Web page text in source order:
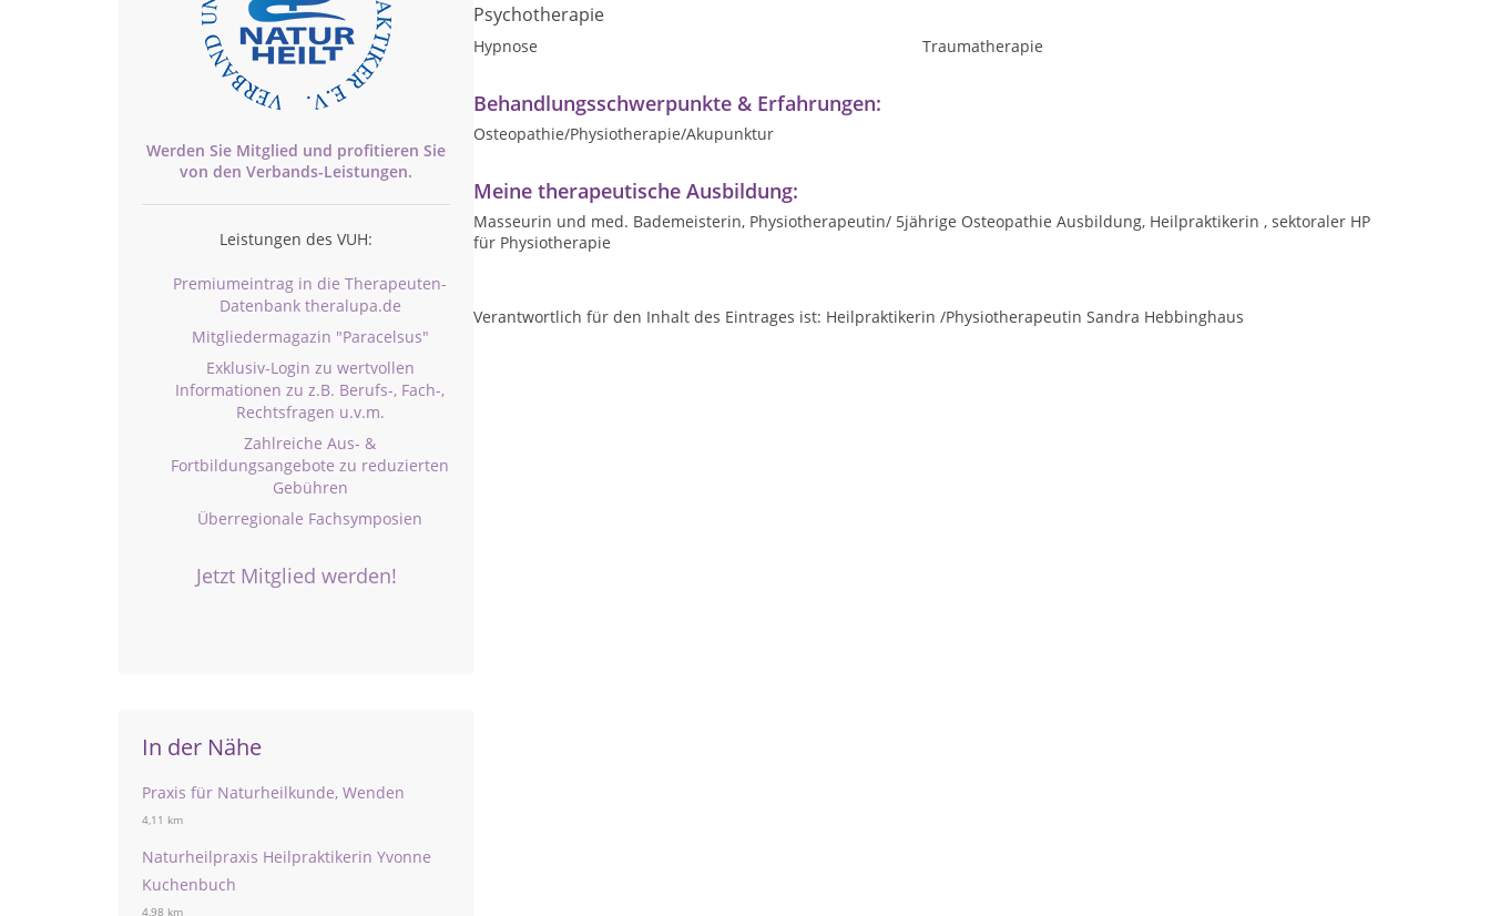
Werden Sie Mitglied und profitieren Sie
von den Verbands-Leistungen.
Leistungen des VUH:
Premiumeintrag in die Therapeuten-
Datenbank theralupa.de
Mitgliedermagazin "Paracelsus"
Exklusiv-Login zu wertvollen
Informationen zu z.B. Berufs-, Fach-,
Rechtsfragen u.v.m.
Zahlreiche Aus- &
Fortbildungsangebote zu reduzierten
Gebühren
Überregionale Fachsymposien
Jetzt Mitglied werden!
In der Nähe
Praxis für Naturheilkunde, Wenden
4,11 km
Naturheilpraxis Heilpraktikerin Yvonne
Kuchenbuch
4,98 km
Psychotherapie
Hypnose Traumatherapie
Behandlungsschwerpunkte & Erfahrungen:
Osteopathie/Physiotherapie/Akupunktur
Meine therapeutische Ausbildung:
Masseurin und med. Bademeisterin, Physiotherapeutin/ 5jährige Osteopathie Ausbildung, Heilpraktikerin , sektoraler HP
für Physiotherapie
Verantwortlich für den Inhalt des Eintrages ist: Heilpraktikerin /Physiotherapeutin Sandra Hebbinghaus